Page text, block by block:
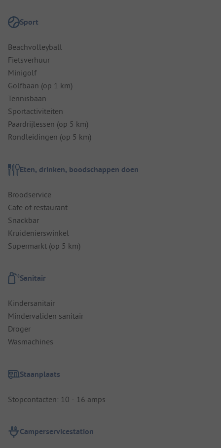
Sport
Beachvolleyball
Fietsverhuur
Minigolf
Golfbaan (op 1 km)
Tennisbaan
Sportactiviteiten
Paardrijlessen (op 5 km)
Rondleidingen (op 5 km)
Eten, drinken, boodschappen doen
Broodservice
Cafe of restaurant
Snackbar
Kruidenierswinkel
Supermarkt (op 5 km)
Sanitair
Kindersanitair
Mindervaliden sanitair
Droger
Wasmachines
Staanplaats
Stopcontacten: 10 - 16 amps
Camperservicestation